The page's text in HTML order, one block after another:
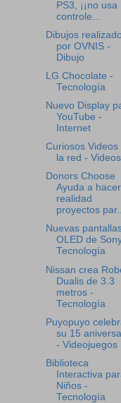
PS3, ¡¡no usa
controle...
Dibujos
por OVNIS -
Dibujo
LG Chocolate -
Tecnología
Nuevo Display
YouTube -
Internet
Curiosos Videos
la red - Videos
Donors Choose
Ayuda a hacer
realidad
proyectos
Nuevas
OLED de
Tecnología
Nissan crea
Dualis de 3.3
metros -
Tecnología
Puyopuyo
su 15
- Videojuegos
Biblioteca
Interactiva
Niños -
Tecnología